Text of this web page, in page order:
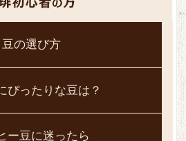
豆の選び方
ぴったりな豆は？
ー豆に迷ったら